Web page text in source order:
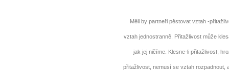
Měli by partneři pěstovat vztah -
vztah jednostranně. Přitažlivost může
jak jej ničíme. Klesne-li přitažlivost,
přitažlivost, nemusí se vztah rozpadnout,